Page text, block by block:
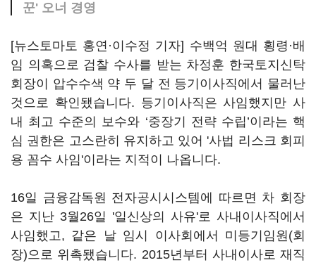
꾼' 오너 경영
[뉴스토마토 홍연·이수정 기자] 수백억 원대 횡령·배
임 의혹으로 검찰 수사를 받는 차정훈 한국토지신탁
회장이 압수수색 약 두 달 전 등기이사직에서 물러난
것으로 확인됐습니다. 등기이사직은 사임했지만 사
내 최고 수준의 보수와 ‘중장기 전략 수립’이라는 핵
심 권한은 고스란히 유지하고 있어 '사법 리스크 회피
용 꼼수 사임'이라는 지적이 나옵니다.
16일 금융감독원 전자공시시스템에 따르면 차 회장
은 지난 3월26일 '일신상의 사유'로 사내이사직에서
사임했고, 같은 날 임시 이사회에서 미등기임원(회
장)으로 위촉됐습니다. 2015년부터 사내이사로 재직